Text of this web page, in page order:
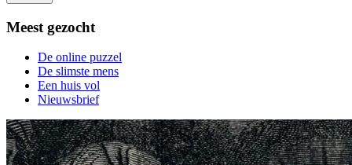
Meest gezocht
De online puzzel
De slimste mens
Een huis vol
Nieuwsbrief